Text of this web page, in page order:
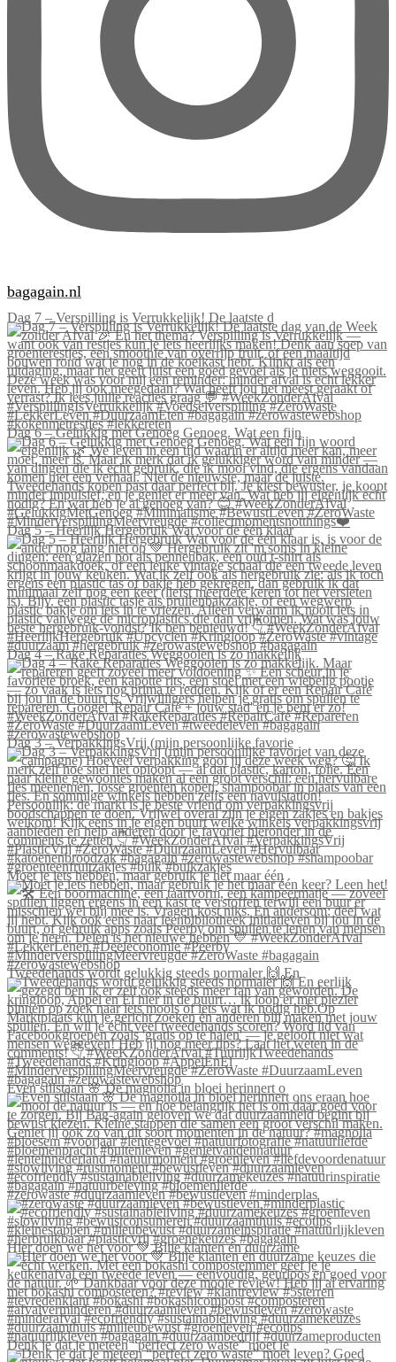
bagagain.nl
Dag 7 – Verspilling is Verrukkelijk! De laatste d
Dag 6 – Gelukkig met Genoeg Genoeg. Wat een fijn
Dag 5 – Heerlijk Hergebruik Wat voor de één klaar
Dag 4 – Rake Reparaties Weggooien is zo makkelijk
Dag 3 – VerpakkingsVrij (mijn persoonlijke favorie
Moet je iets hebben, maar gebruik je het maar één
Tweedehands wordt gelukkig steeds normaler 🙌 En
Even stilstaan 🌸 De magnolia in bloei herinnert o
#zerowaste #duurzaamleven #bewustleven #minderplas
Hier doen we het voor 💚 Blije klanten én duurzame
Denk je dat je meteen “perfect zero waste” moet le